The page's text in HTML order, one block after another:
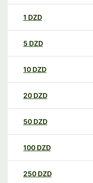
1 DZD
5 DZD
10 DZD
20 DZD
50 DZD
100 DZD
250 DZD